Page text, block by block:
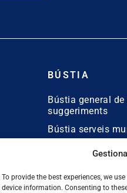
To provide the best experiences, we
device information. Consenting to
BÚSTIA
Bústia general de
suggeriments
Bústia serveis
Bústia de queixes
lingüístiques